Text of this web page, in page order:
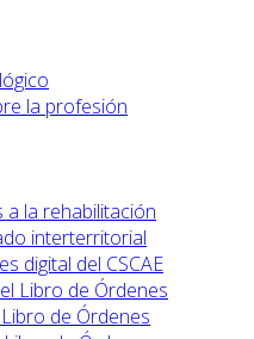
la profesión
a la rehabilitación
interterritorial
digital del CSCAE
Libro de Órdenes
de Órdenes